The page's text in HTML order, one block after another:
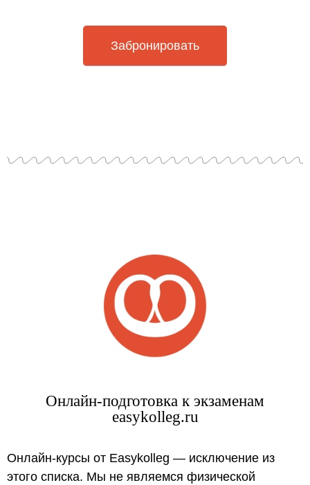
Забронировать
Онлайн-подготовка к экзаменам
easykolleg.ru
Онлайн-курсы от Easykolleg — исключение из
этого списка. Мы не являемся физической